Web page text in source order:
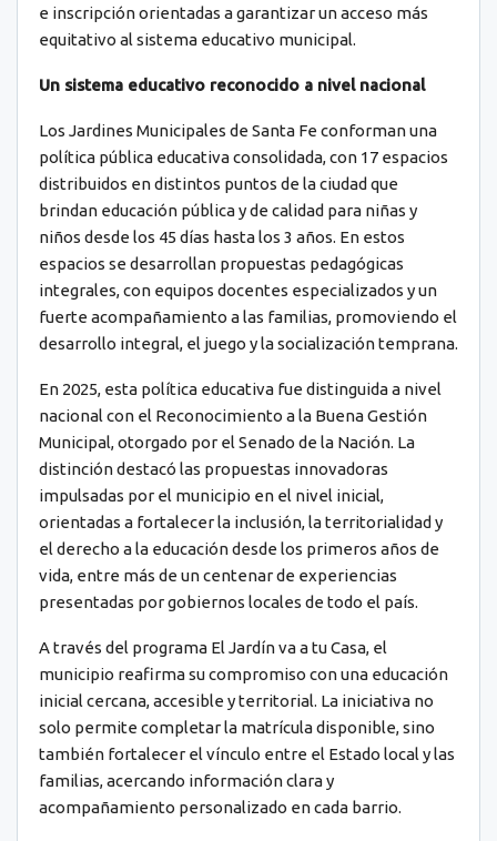
e inscripción orientadas a garantizar un acceso más
equitativo al sistema educativo municipal.
Un sistema educativo reconocido a nivel nacional
Los Jardines Municipales de Santa Fe conforman una
política pública educativa consolidada, con 17 espacios
distribuidos en distintos puntos de la ciudad que
brindan educación pública y de calidad para niñas y
niños desde los 45 días hasta los 3 años. En estos
espacios se desarrollan propuestas pedagógicas
integrales, con equipos docentes especializados y un
fuerte acompañamiento a las familias, promoviendo el
desarrollo integral, el juego y la socialización temprana.
En 2025, esta política educativa fue distinguida a nivel
nacional con el Reconocimiento a la Buena Gestión
Municipal, otorgado por el Senado de la Nación. La
distinción destacó las propuestas innovadoras
impulsadas por el municipio en el nivel inicial,
orientadas a fortalecer la inclusión, la territorialidad y
el derecho a la educación desde los primeros años de
vida, entre más de un centenar de experiencias
presentadas por gobiernos locales de todo el país.
A través del programa El Jardín va a tu Casa, el
municipio reafirma su compromiso con una educación
inicial cercana, accesible y territorial. La iniciativa no
solo permite completar la matrícula disponible, sino
también fortalecer el vínculo entre el Estado local y las
familias, acercando información clara y
acompañamiento personalizado en cada barrio.